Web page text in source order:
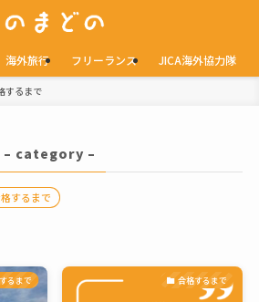
海外旅行 フリーランス JICA海外協力隊
するまで
– category –
するまで
るまで 合格するまで